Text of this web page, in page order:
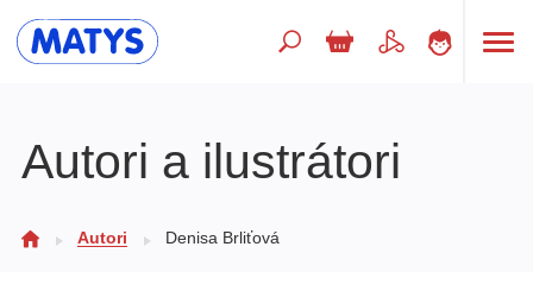
Doplnkový sortiment
Autori a ilustrátori
Autori Denisa Brliťová